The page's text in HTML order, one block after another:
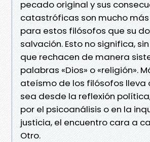
pecado original y sus
catastróficas son mucho
para estos filósofos que su
salvación. Esto no significa,
que rechacen de manera
palabras «Dios» o «religión».
ateísmo de los filósofos lleva
sea desde la reflexión
por el psicoanálisis o en la
justicia, el encuentro cara a
Otro.